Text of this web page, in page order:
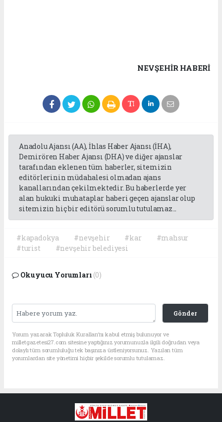
NEVŞEHIR HABERİ
Anadolu Ajansı (AA), İhlas Haber Ajansı (İHA),
Demirören Haber Ajansı (DHA) ve diğer ajanslar
tarafından eklenen tüm haberler, sitemizin
editörlerinin müdahalesi olmadan ajans
kanallarından çekilmektedir. Bu haberlerde yer
alan hukuki muhataplar haberi geçen ajanslar olup
sitemizin hiç bir editörü sorumlu tutulamaz...
#kapadokya #nevşehir #kar
#mahsur
#turist
#nevşehir belediyesi
Okuyucu Yorumları (0)
Gönder
Yorum yazarak Topluluk Kuralları’nı kabul etmiş bulunuyor ve
milletgazetesi27.com sitesine yaptığınız yorumunuzla ilgili doğrudan veya
dolaylı tüm sorumluluğu tek başınıza üstleniyorsunuz. Yazılan tüm
yorumlardan site yönetimi hiçbir şekilde sorumlu tutulamaz.